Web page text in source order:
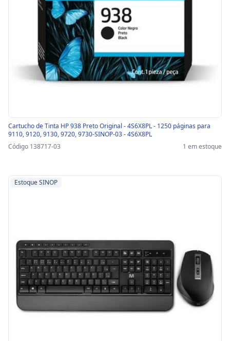
Cartucho de Tinta HP 938 Preto Original - 4S6X8PL - 1250 páginas para
9110, 9120, 9130, 9720, 9730-SINOP-03 - 4S6X8PL
Código 138717-03
1 em estoque
Estoque SINOP